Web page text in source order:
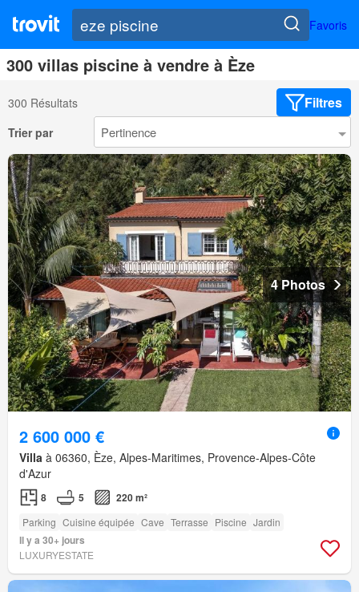
Favoris
300 villas piscine à vendre à Èze
300 Résultats Filtres
Trier par
4 Photos
2 600 000 €
Villa à 06360, Èze, Alpes-Maritimes, Provence-Alpes-Côte
d'Azur
8 5 220 m²
Parking Cuisine équipée Cave Terrasse Piscine Jardin
Il y a 30+ jours
LUXURYESTATE